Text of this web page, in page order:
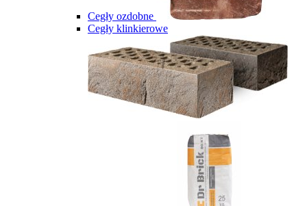
Cegły ozdobne
Cegły klinkierowe